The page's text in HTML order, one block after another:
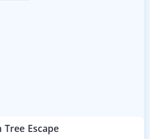
Escape